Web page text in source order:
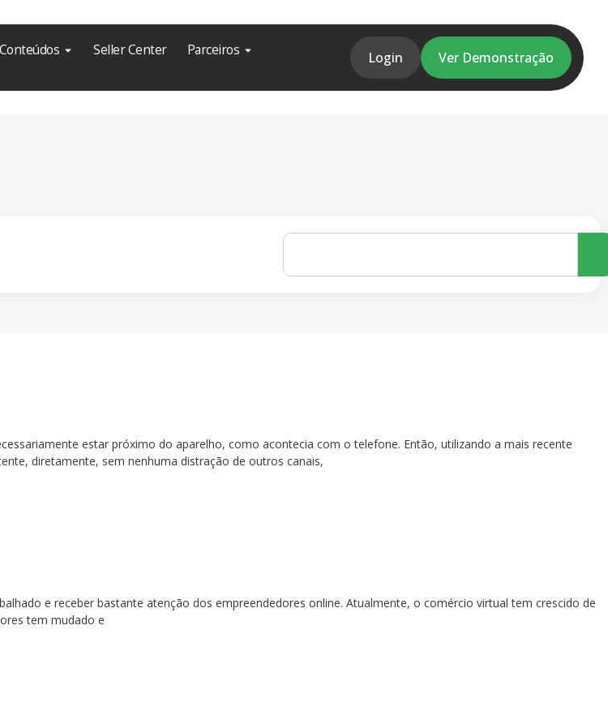
Conteúdos Seller Center Parceiros Login Ver Demonstração
estar próximo do aparelho, como acontecia com o telefone. Então, utilizando a mais recente
diretamente, sem nenhuma distração de outros canais,
e receber bastante atenção dos empreendedores online. Atualmente, o comércio virtual tem crescido de
tem mudado e